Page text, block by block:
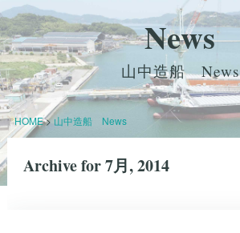
News
山中造船 News
HOME>山中造船 News
Archive for 7月, 2014